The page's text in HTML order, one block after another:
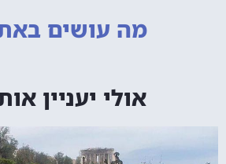
מה עושים באתונה?
אולי יעניין אותך גם